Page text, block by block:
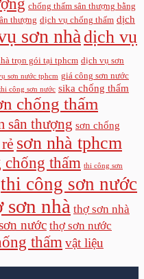
chống thấm sân thượng bằng
thượng dịch vụ chống thấm dịch
sơn nhà dịch vụ
trọn gói tại tphcm dịch vụ sơn
sơn nước tphcm giá công sơn nước
công sơn nước sika chống thấm
chống thấm
sân thượng sơn chống
sơn nhà tphcm
thấm thi công sơn
thi công sơn nước
sơn nhà thợ sơn nhà
nước thợ sơn nước
thấm vật liệu